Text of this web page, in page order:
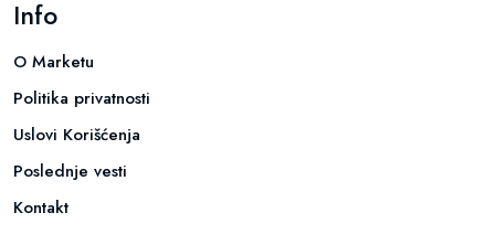
Info
O Marketu
Politika privatnosti
Uslovi Korišćenja
Poslednje vesti
Kontakt